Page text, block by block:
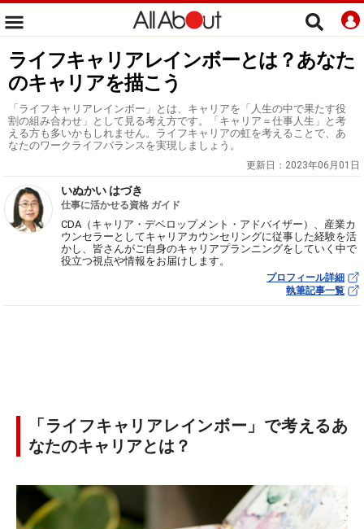
ライフキャリアレインボーとは？あなた
のキャリアを描こう
「ライフキャリアレインボー」とは、キャリアを「人生の中で果たす役
割の組み合わせ」として見る考え方です。「キャリア＝仕事人生」と考
える方も多いかもしれません。ライフキャリアの虹を考えることで、あ
なたのワークライフバランスを実現しましょう。
更新日： 2023年06月01日
いぬかい はづき
仕事に活かせる資格 ガイド
CDA（キャリア・デベロップメント・アドバイザー）、産業カ
ウンセラーとしてキャリアカウンセリングに従事した経験を活
かし、皆さんがご自身のキャリアプランニングをしていく中で
役立つ視点や情報をお届けします。
プロフィール詳細
執筆記事一覧
「ライフキャリアレインボー」で考えるあ
なたのキャリアとは？